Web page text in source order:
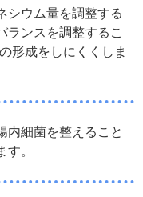
シウム量を調整する
ランスを調整するこ
形成をしにくくしま
内細菌を整えること
。